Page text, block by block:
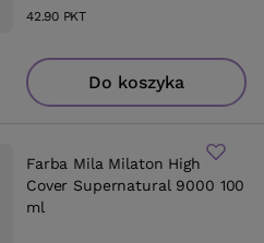
42.90PKTpunktów
Do koszyka
Farba Mila Milaton High
Cover Supernatural 9000 100
ml